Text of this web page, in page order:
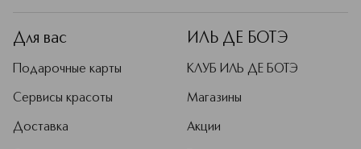
Для вас
Подарочные карты
Сервисы красоты
Доставка
ИЛЬ ДЕ БОТЭ
КЛУБ ИЛЬ ДЕ БОТЭ
Магазины
Акции